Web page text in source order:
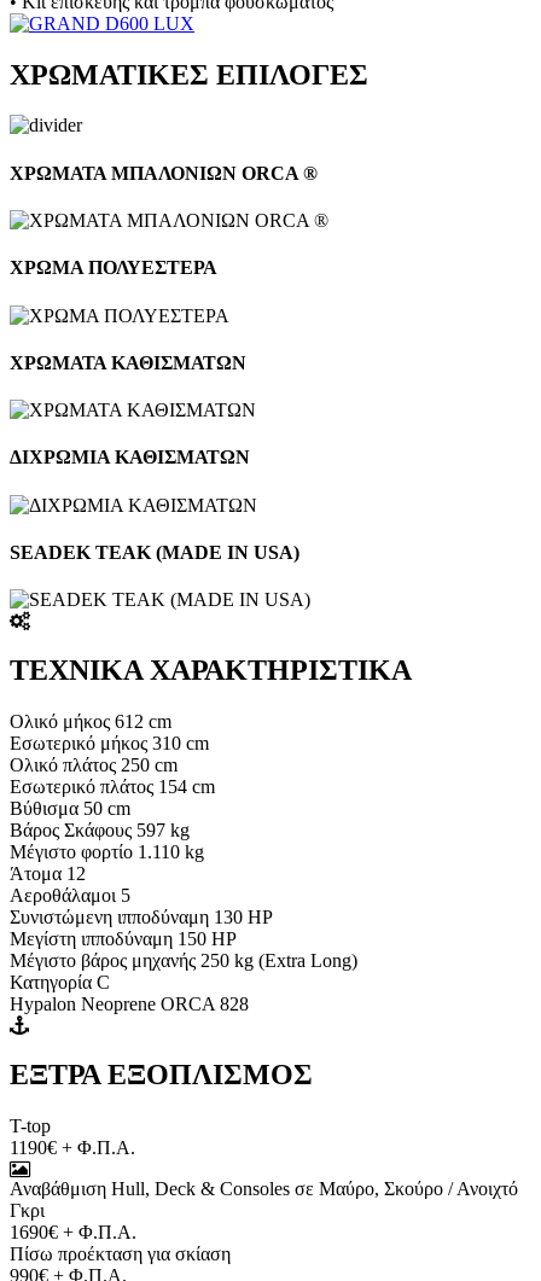
ΧΡΩΜΑΤΙΚΕΣ ΕΠΙΛΟΓΕΣ
ΧΡΩΜΑΤΑ ΜΠΑΛΟΝΙΩΝ ORCA ®
ΧΡΩΜΑ ΠΟΛΥΕΣΤΕΡΑ
ΧΡΩΜΑΤΑ ΚΑΘΙΣΜΑΤΩΝ
ΔΙΧΡΩΜΙΑ ΚΑΘΙΣΜΑΤΩΝ
SEADEK TEAK (MADE IN USA)
ΤΕΧΝΙΚΑ ΧΑΡΑΚΤΗΡΙΣΤΙΚΑ
Oλικό μήκος 612 cm
Εσωτερικό μήκος 310 cm
Ολικό πλάτος 250 cm
Εσωτερικό πλάτος 154 cm
Βύθισμα 50 cm
Βάρος Σκάφους 597 kg
Μέγιστο φορτίο 1.110 kg
Άτομα 12
Αεροθάλαμοι 5
Συνιστώμενη ιπποδύναμη 130 HP
Μεγίστη ιπποδύναμη 150 HP
Μέγιστο βάρος μηχανής 250 kg (Extra Long)
Κατηγορία C
Hypalon Neoprene ORCA 828
ΕΞΤΡΑ ΕΞΟΠΛΙΣΜΟΣ
T-top
1190€ + Φ.Π.Α.
Αναβάθμιση Hull, Deck & Consoles σε Μαύρο, Σκούρο / Ανοιχτό
Γκρι
1690€ + Φ.Π.Α.
Πίσω προέκταση για σκίαση
990€ + Φ.Π.Α.